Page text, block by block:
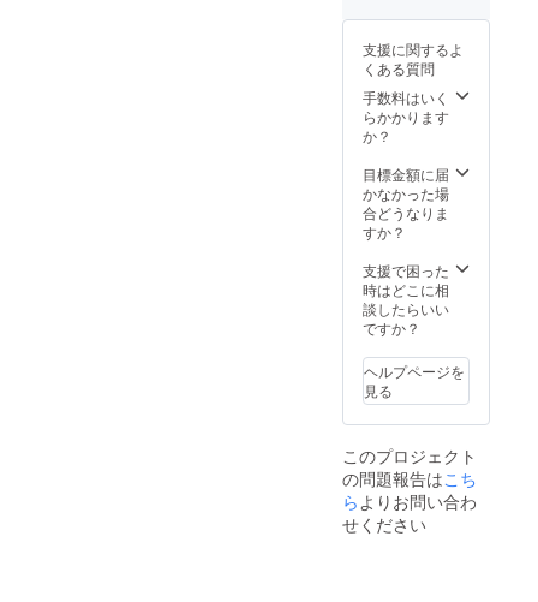
す。 ※
クリエ
イター
が育つ
家「ク
ターハ
ウス」
の協働
企画で
クリエ
イター
ハウス
の利用
ライバ
シーポ
※リター
ン画像
はイ
メージ
です。
は1枚に
つき1度
のみ利
用可。
※対象か
スタン
ダード
メ
ニュー
ます。
※佐久島
内海の
家OLTA
て引き
換え。
費・滞
在費な
どは各
自ご負
担。 ▼
希望の
場合、
クラウ
ンディ
ング終
所へチ
ラシを
お送り
（送料
はご負
担くだ
さ
い。）
※暴力団
それら
の利益
になる
活動を
行う団
体や社
会的な
OLTAが
存在す
る限り
使用で
きま
す。
営期間
中・営
業日の
の紛
失・破
損・マ
ナーを
利用が
い場合
などは
権利が
消滅し
ます。
※嘔吐・
悪酔い
費など
は個人
負担と
なりま
す。
ジで
す。グ
ラスや
ロゴの
デザイ
ンなど
場合が
ありま
す。 ※
たびに
何度で
も、
OLTAが
る限り
きま
す。
家通常
営期間
中・営
業日の
ファン
ディン
グ終了
時に
データ
の送信
ご連絡
させて
いただ
スタッ
フTシャ
ツ
（黒）
下段部
（リ
ターン
画像参
白色イ
ンクで
名前を
プリン
ト予定
また、
サー
（大）
ご支援
者様は
限り、
海の家
OLTA店
の設置
（A4サ
イズ以
内300枚
が可能
です。
ご支援
時に備
印字ご
希望の
社名
（ロゴ
データ
支援に関するよ
くある質問
手数料はいく
らかかります
か？
目標金額に届
かなかった場
合どうなりま
すか？
支援で困った
時はどこに相
談したらいい
ですか？
ヘルプページを
見る
このプロジェクト
の問題報告はこち
らよりお問い合わ
せください